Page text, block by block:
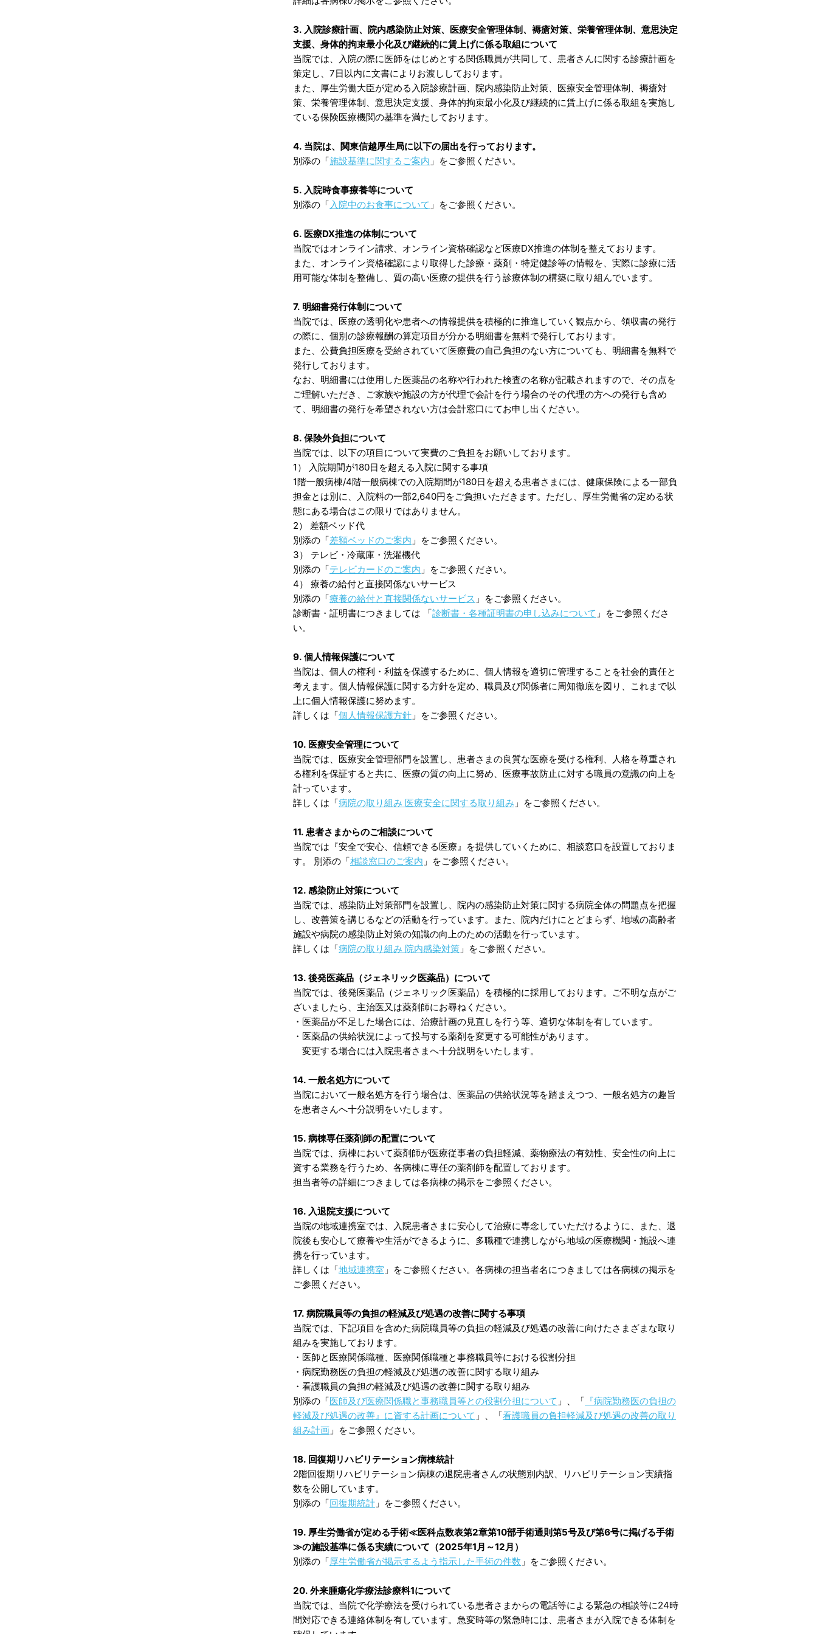
3. 入院診療計画、院内感染防止対策、医療安全管理体制、褥瘡対策、栄養管理体制、 意思決定
支援、身体的拘束最小化及び継続的に賃上げに係る取組について
当院では、入院の際に医師をはじめとする関係職員が共同して、患者さんに関する診療計画を
策定し、7日以内に文書によりお渡ししております。
また、厚生労働大臣が定める入院診療計画、院内感染防止対策、医療安全管理体制、褥瘡対
策、栄養管理体制、意思決定支援、身体的拘束最小化及び継続的に賃上げに係る取組を実施し
ている保険医療機関の基準を満たしております。
4. 当院は、関東信越厚生局に以下の届出を行っております。
別添の「施設基準に関するご案内 」をご参照ください。
5. 入院時食事療養等について
別添の「入院中のお食事について 」をご参照ください。
6. 医療DX推進の体制について
当院ではオンライン請求、オンライン資格確認など医療DX推進の体制を整えております。
また、オンライン資格確認により取得した診療・薬剤・特定健診等の情報を、実際に診療に活
用可能な体制を整備し、質の高い医療の提供を行う診療体制の構築に取り組んでいます。
7. 明細書発行体制について
当院では、医療の透明化や患者への情報提供を積極的に推進していく観点から、領収書の発行
の際に、個別の診療報酬の算定項目が分かる明細書を無料で発行しております。
また、公費負担医療を受給されていて医療費の自己負担のない方についても、明細書を無料で
発行しております。
なお、明細書には使用した医薬品の名称や行われた検査の名称が記載されますので、その点を
ご理解いただき、ご家族や施設の方が代理で会計を行う場合のその代理の方への発行も含め
て、明細書の発行を希望されない方は会計窓口にてお申し出ください。
8. 保険外負担について
当院では、以下の項目について実費のご負担をお願いしております。
1） 入院期間が180日を超える入院に関する事項
1階一般病棟/4階一般病棟での入院期間が180日を超える患者さまには、健康保険による一部負
担金とは別に、入院料の一部2,640円をご負担いただきます。ただし、厚生労働省の定める状
態にある場合はこの限りではありません。
2） 差額ベッド代
別添の「差額ベッドのご案内 」をご参照ください。
3） テレビ・冷蔵庫・洗濯機代
別添の「テレビカードのご案内 」をご参照ください。
4） 療養の給付と直接関係ないサービス
別添の「療養の給付と直接関係ないサービス 」をご参照ください。
診断書・証明書につきましては 「診断書・各種証明書の申し込みについて 」をご参照くださ
い。
9. 個人情報保護について
当院は、個人の権利・利益を保護するために、個人情報を適切に管理することを社会的責任と
考えます。個人情報保護に関する方針を定め、職員及び関係者に周知徹底を図り、これまで以
上に個人情報保護に努めます。
詳しくは「個人情報保護方針 」をご参照ください。
10. 医療安全管理について
当院では、医療安全管理部門を設置し、患者さまの良質な医療を受ける権利、人格を尊重され
る権利を保証すると共に、医療の質の向上に努め、医療事故防止に対する職員の意識の向上を
計っています。
詳しくは「病院の取り組み 医療安全に関する取り組み 」をご参照ください。
11. 患者さまからのご相談について
当院では『安全で安心、信頼できる医療』を提供していくために、相談窓口を設置しておりま
す。 別添の「相談窓口のご案内 」をご参照ください。
12. 感染防止対策について
当院では、感染防止対策部門を設置し、院内の感染防止対策に関する病院全体の問題点を把握
し、改善策を講じるなどの活動を行っています。また、院内だけにとどまらず、地域の高齢者
施設や病院の感染防止対策の知識の向上のための活動を行っています。
詳しくは「病院の取り組み 院内感染対策 」 をご参照ください。
13. 後発医薬品（ジェネリック医薬品）について
当院では、後発医薬品（ジェネリック医薬品）を積極的に採用しております。ご不明な点がご
ざいましたら、主治医又は薬剤師にお尋ねください。
・医薬品が不足した場合には、治療計画の見直しを行う等、適切な体制を有しています。
・医薬品の供給状況によって投与する薬剤を変更する可能性があります。
変更する場合には入院患者さまへ十分説明をいたします。
14. 一般名処方について
当院において一般名処方を行う場合は、医薬品の供給状況等を踏まえつつ、一般名処方の趣旨
を患者さんへ十分説明をいたします。
15. 病棟専任薬剤師の配置について
当院では、病棟において薬剤師が医療従事者の負担軽減、薬物療法の有効性、安全性の向上に
資する業務を行うため、各病棟に専任の薬剤師を配置しております。
担当者等の詳細につきましては各病棟の掲示をご参照ください。
16. 入退院支援について
当院の地域連携室では、入院患者さまに安心して治療に専念していただけるように、また、退
院後も安心して療養や生活ができるように、多職種で連携しながら地域の医療機関・施設へ連
携を行っています。
詳しくは「地域連携室 」をご参照ください。各病棟の担当者名につきましては各病棟の掲示を
ご参照ください。
17. 病院職員等の負担の軽減及び処遇の改善に関する事項
当院では、下記項目を含めた病院職員等の負担の軽減及び処遇の改善に向けたさまざまな取り
組みを実施しております。
・医師と医療関係職種、医療関係職種と事務職員等における役割分担
・病院勤務医の負担の軽減及び処遇の改善に関する取り組み
・看護職員の負担の軽減及び処遇の改善に関する取り組み
別添の「医師及び医療関係職と事務職員等との役割分担について 」、「 『病院勤務医の負担の
軽減及び処遇の改善』に資する計画について 」、「看護職員の負担軽減及び処遇の改善の取り
組み計画 」をご参照ください。
18. 回復期リハビリテーション病棟統計
2階回復期リハビリテーション病棟の退院患者さんの状態別内訳、リハビリテーション実績指
数を公開しています。
別添の「回復期統計 」 をご参照ください。
19. 厚生労働省が定める手術≪医科点数表第2章第10部手術通則第5号及び第6号に掲げる手術
≫の施設基準に係る実績について（2025年1月～12月）
別添の「厚生労働省が掲示するよう指示した手術の件数 」をご参照ください。
20. 外来腫瘍化学療法診療料1について
当院では、当院で化学療法を受けられている患者さまからの電話等による緊急の相談等に24時
間対応できる連絡体制を有しています。急変時等の緊急時には、患者さまが入院できる体制を